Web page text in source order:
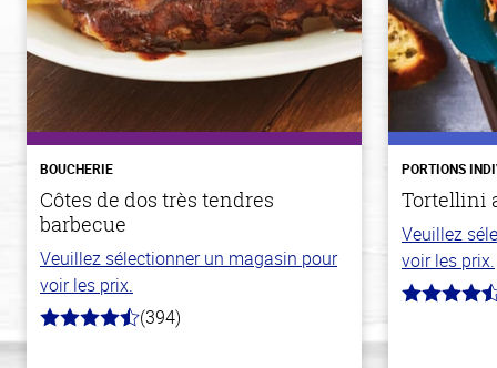
BOUCHERIE
Côtes de dos très tendres
barbecue
Veuillez sélectionner un magasin pour
voir les prix.
4.7
(394)
PORTIONS
Tortellini
Veuillez
voir les prix.
4.7